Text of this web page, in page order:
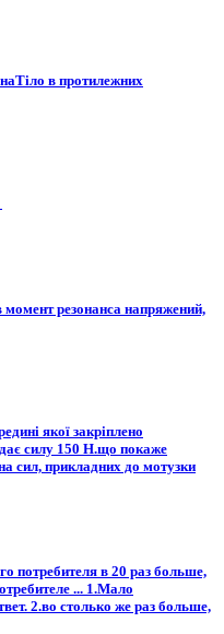
в протилежних
резонанса напряжений,
якої закріплено
силу 150 Н.що покаже
сил, прикладних до мотузки
потребителя в 20 раз больше,
... 1.Мало
2.во столько же раз больше,